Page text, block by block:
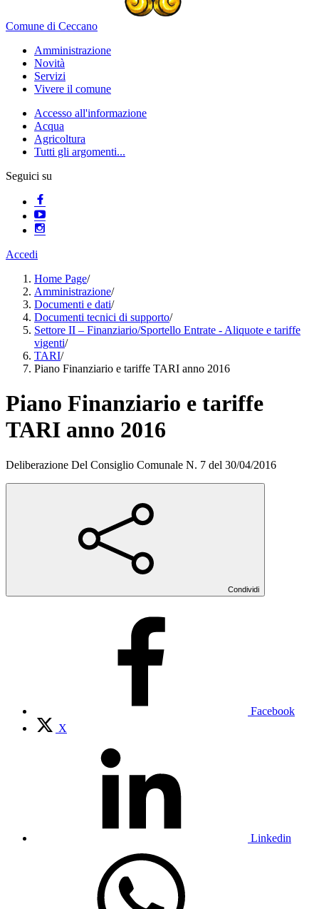
Comune di Ceccano
Amministrazione
Novità
Servizi
Vivere il comune
Accesso all'informazione
Acqua
Agricoltura
Tutti gli argomenti...
Seguici su
Accedi
Home Page/
Amministrazione/
Documenti e dati/
Documenti tecnici di supporto/
Settore II – Finanziario/Sportello Entrate - Aliquote e tariffe
vigenti/
TARI/
Piano Finanziario e tariffe TARI anno 2016
Piano Finanziario e tariffe
TARI anno 2016
Deliberazione Del Consiglio Comunale N. 7 del 30/04/2016
Condividi
Facebook
X
Linkedin